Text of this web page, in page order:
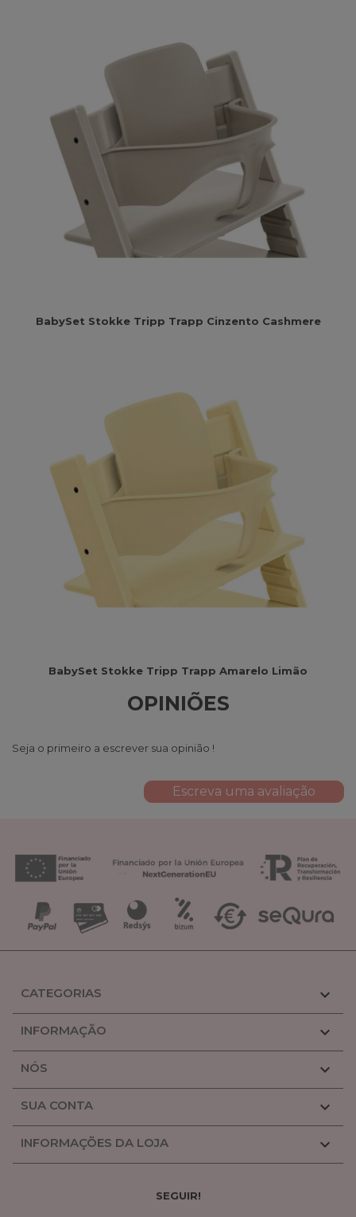
BabySet Stokke Tripp Trapp Cinzento Cashmere
BabySet Stokke Tripp Trapp Amarelo Limão
OPINIÕES
Seja o primeiro a escrever sua opinião !
Escreva uma avaliação
CATEGORIAS 
INFORMAÇÃO 
NÓS 
SUA CONTA 
INFORMAÇÕES DA LOJA 
SEGUIR!